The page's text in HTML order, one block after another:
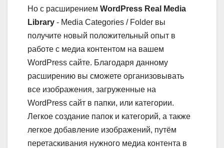
Но с расширением WordPress Real Media
Library - Media Categories / Folder вы
получите новый положительный опыт в
работе с медиа контентом на вашем
WordPress сайте. Благодаря данному
расширению вы сможете организовывать
все изображения, загруженные на
WordPress сайт в папки, или категории.
Легкое создание папок и категорий, а также
легкое добавление изображений, путём
перетаскивания нужного медиа контента в